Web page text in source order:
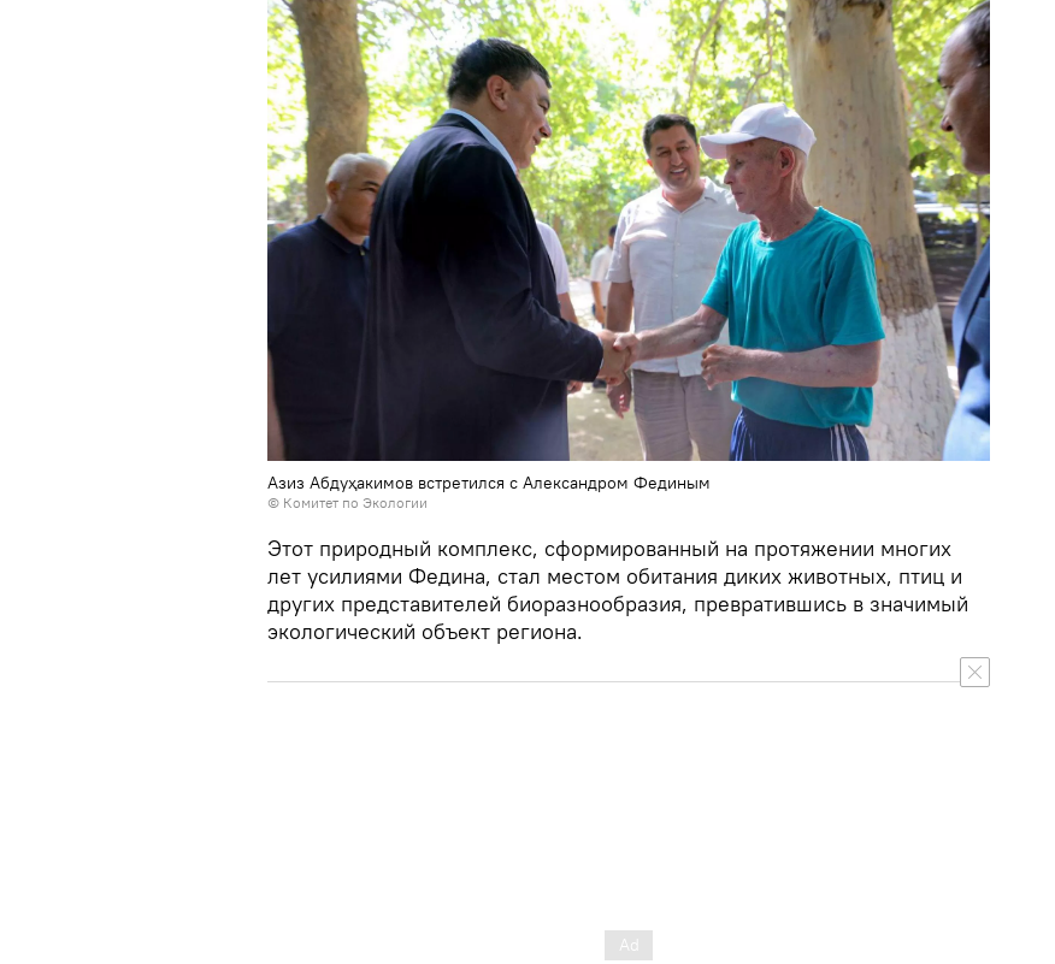
Азиз Абдуҳакимов встретился с Александром Фединым
© Комитет по Экологии
Этот природный комплекс, сформированный на протяжении многих
лет усилиями Федина, стал местом обитания диких животных, птиц и
других представителей биоразнообразия, превратившись в значимый
экологический объект региона.